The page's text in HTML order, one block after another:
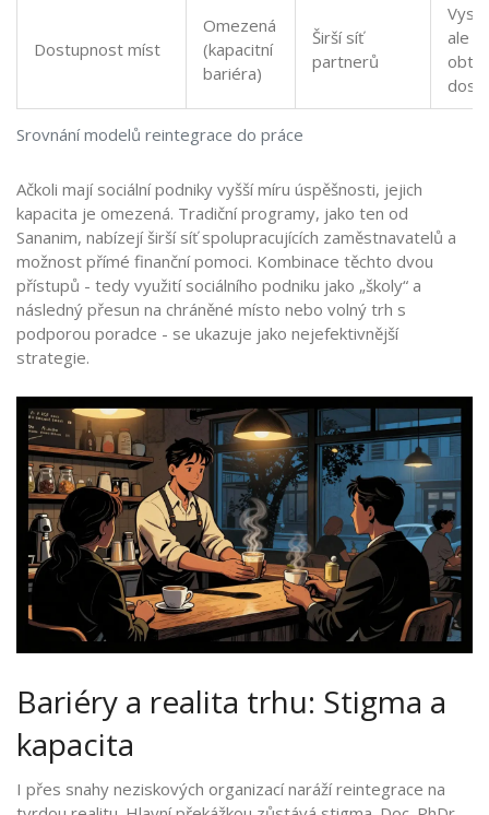
Srovnání modelů reintegrace do práce
Dostupnost míst
Omezená
(kapacitní
bariéra)
Širší síť
partnerů
ale
Ačkoli mají sociální podniky vyšší míru úspěšnosti, jejich
kapacita je omezená. Tradiční programy, jako ten od
Sananim, nabízejí širší síť spolupracujících zaměstnavatelů a
možnost přímé finanční pomoci. Kombinace těchto dvou
přístupů - tedy využití sociálního podniku jako „školy“ a
následný přesun na chráněné místo nebo volný trh s
podporou poradce - se ukazuje jako nejefektivnější
strategie.
Bariéry a realita trhu: Stigma a
kapacita
I přes snahy neziskových organizací naráží reintegrace na